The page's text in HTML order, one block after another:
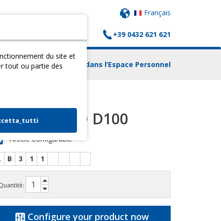
Français
+39 0432 621 621
Login dans l’Espace Personnel
ECO D100
Article Configurable
B 3 1 1
Configure your product now
du site et
tout ou partie des